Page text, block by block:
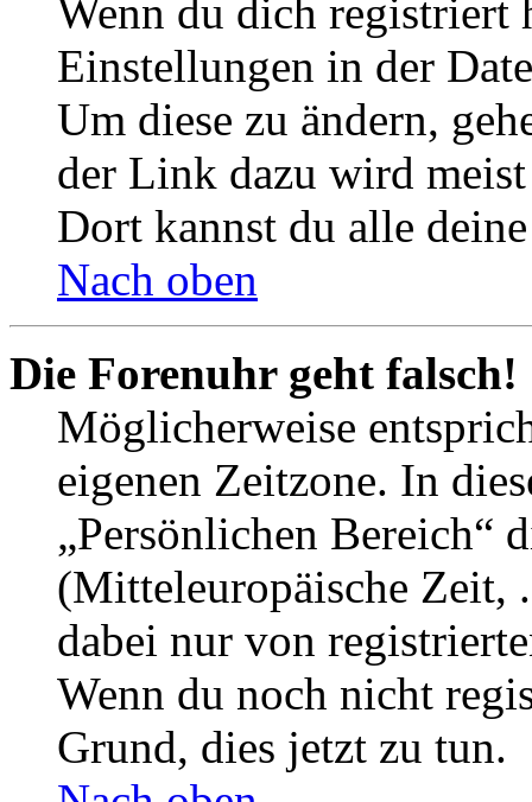
Wenn du dich registriert
Einstellungen in der
Um diese zu ändern,
der Link dazu wird
Dort kannst du alle
Nach oben
Die Forenuhr geht falsch!
Möglicherweise
eigenen Zeitzone. In
„Persönlichen Bereich“
(Mitteleuropäische Zeit,
dabei nur von
Wenn du noch nicht
Grund, dies jetzt zu tun.